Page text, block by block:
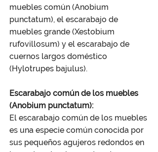
muebles común (Anobium
punctatum), el escarabajo de
muebles grande (Xestobium
rufovillosum) y el escarabajo de
cuernos largos doméstico
(Hylotrupes bajulus).
Escarabajo común de los muebles
(Anobium punctatum):
El escarabajo común de los muebles
es una especie común conocida por
sus pequeños agujeros redondos en